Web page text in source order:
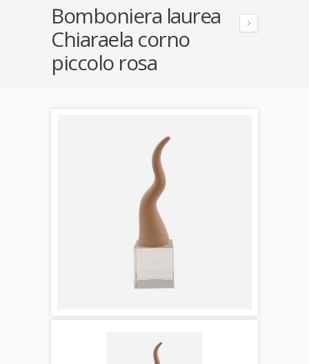
Bomboniera laurea
Chiaraela corno
piccolo rosa